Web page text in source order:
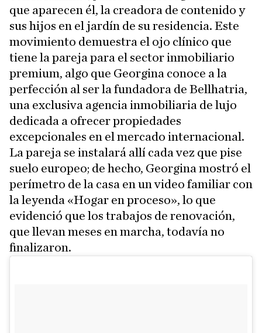
que aparecen él, la creadora de contenido y
sus hijos en el jardín de su residencia. Este
movimiento demuestra el ojo clínico que
tiene la pareja para el sector inmobiliario
premium, algo que Georgina conoce a la
perfección al ser la fundadora de Bellhatria,
una exclusiva agencia inmobiliaria de lujo
dedicada a ofrecer propiedades
excepcionales en el mercado internacional.
La pareja se instalará allí cada vez que pise
suelo europeo; de hecho, Georgina mostró el
perímetro de la casa en un video familiar con
la leyenda «Hogar en proceso», lo que
evidenció que los trabajos de renovación,
que llevan meses en marcha, todavía no
finalizaron.